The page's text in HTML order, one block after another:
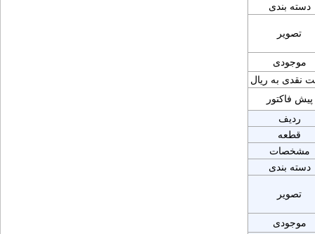
دسته بندی
تصویر
موجودی
نقدی به ریال
پیش فاکتور
ردیف
قطعه
مشخصات
دسته بندی
تصویر
موجودی